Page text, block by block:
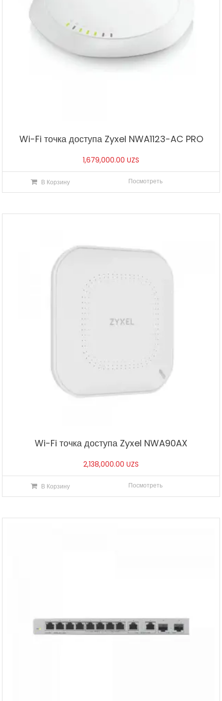
Wi-Fi точка доступа Zyxel NWA1123-AC PRO
1,679,000.00 UZS
В Корзину Посмотреть
Wi-Fi точка доступа Zyxel NWA90AX
2,138,000.00 UZS
В Корзину Посмотреть